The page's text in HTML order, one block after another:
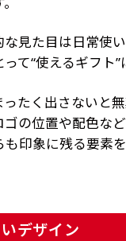
な見た目は日常使
て“使えるギフト”
たく出さないと
ゴの位置や配色な
も印象に残る要素
デザイン